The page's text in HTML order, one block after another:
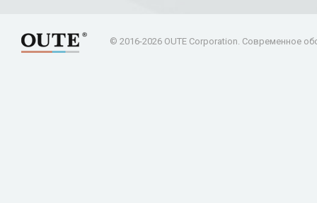
© 2016-2026 OUTE Corporation. Современное